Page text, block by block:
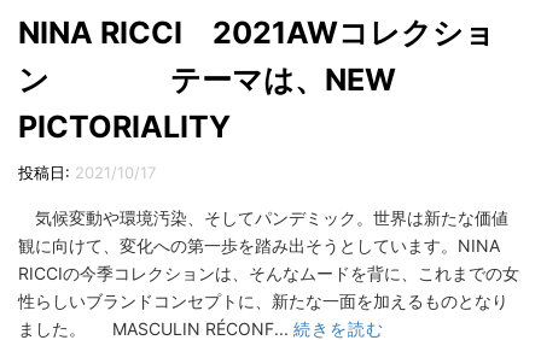
NINA RICCI 2021AWコレクショ
ン テーマは、NEW
PICTORIALITY
投稿日: 2021/10/17
気候変動や環境汚染、そしてパンデミック。世界は新たな価値
観に向けて、変化への第一歩を踏み出そうとしています。NINA
RICCIの今季コレクションは、そんなムードを背に、これまでの女
性らしいブランドコンセプトに、新たな一面を加えるものとなり
ました。 MASCULIN RÉCONF... 続きを読む